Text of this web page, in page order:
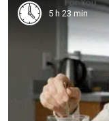
5 h 23 min